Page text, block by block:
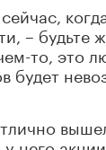
– будьте
то, это
будет